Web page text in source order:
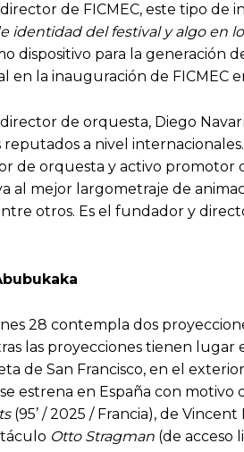
de FICMEC, este tipo
identidad del festival y algo en
dispositivo para la
en la inauguración de FICMEC
de orquesta, Diego
reputados a nivel
de orquesta y activo promotor
al mejor largometraje de
otros. Es el fundador y
28 contempla dos
las proyecciones tienen lugar
de San Francisco, en el
estrena en España con
(95’ / 2025 / Francia), de
Otto Stragman (de acceso